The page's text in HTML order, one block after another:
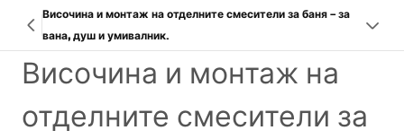
Височина и монтаж на отделните смесители за баня – за
вана, душ и умивалник.
Височина и монтаж на
отделните смесители за